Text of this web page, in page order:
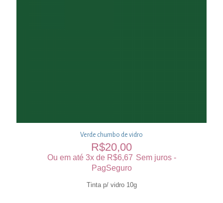
Verde chumbo de vidro
R$20,00
Ou em até 3x de R$6,67 Sem juros -
PagSeguro
Tinta p/ vidro 10g